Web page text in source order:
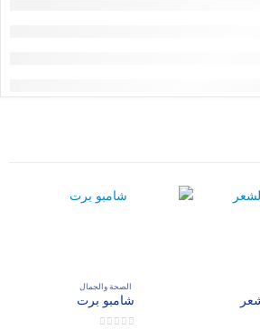
الصحة والجمال
شامبو برت